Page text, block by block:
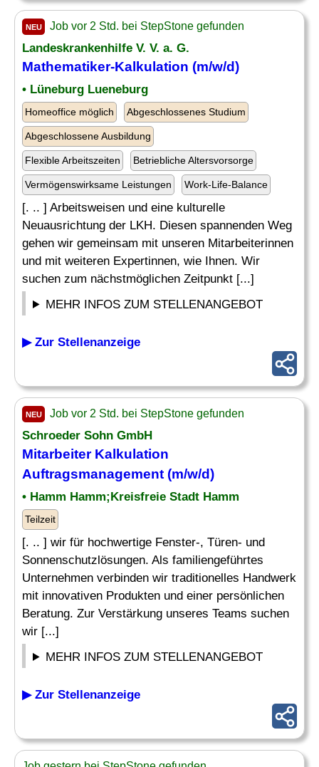
NEU Job vor 2 Std. bei StepStone gefunden
Landeskrankenhilfe V. V. a. G.
Mathematiker-Kalkulation (m/w/d)
• Lüneburg Lueneburg
Homeoffice möglich Abgeschlossenes Studium
Abgeschlossene Ausbildung
Flexible Arbeitszeiten Betriebliche Altersvorsorge
Vermögenswirksame Leistungen Work-Life-Balance
[. .. ] Arbeitsweisen und eine kulturelle
Neuausrichtung der LKH. Diesen spannenden Weg
gehen wir gemeinsam mit unseren Mitarbeiterinnen
und mit weiteren Expertinnen, wie Ihnen. Wir
suchen zum nächstmöglichen Zeitpunkt [...]
MEHR INFOS ZUM STELLENANGEBOT
▶ Zur Stellenanzeige
NEU Job vor 2 Std. bei StepStone gefunden
Schroeder Sohn GmbH
Mitarbeiter Kalkulation
Auftragsmanagement (m/w/d)
• Hamm Hamm;Kreisfreie Stadt Hamm
Teilzeit
[. .. ] wir für hochwertige Fenster-, Türen- und
Sonnenschutzlösungen. Als familiengeführtes
Unternehmen verbinden wir traditionelles Handwerk
mit innovativen Produkten und einer persönlichen
Beratung. Zur Verstärkung unseres Teams suchen
wir [...]
MEHR INFOS ZUM STELLENANGEBOT
▶ Zur Stellenanzeige